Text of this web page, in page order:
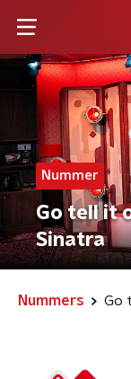
Nummer
Go tell it
Sinatra
Nummers Go